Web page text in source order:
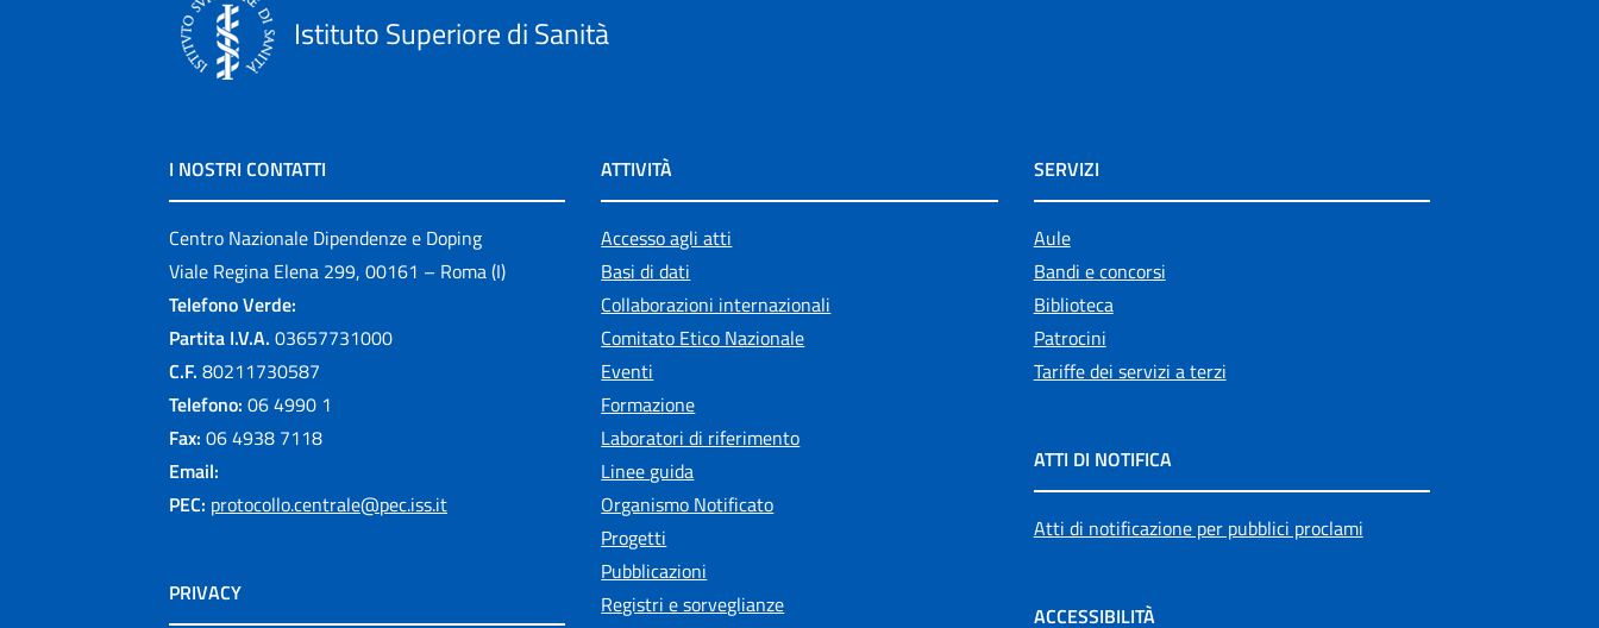
Istituto Superiore di Sanità
I NOSTRI CONTATTI
Centro Nazionale Dipendenze e Doping
Viale Regina Elena 299, 00161 – Roma (I)
Telefono Verde:
Partita I.V.A. 03657731000
C.F. 80211730587
Telefono: 06 4990 1
Fax: 06 4938 7118
Email:
PEC: protocollo.centrale@pec.iss.it
PRIVACY
ATTIVITÀ
Accesso agli atti
Basi di dati
Collaborazioni internazionali
Comitato Etico Nazionale
Eventi
Formazione
Laboratori di riferimento
Linee guida
Organismo Notificato
Progetti
Pubblicazioni
Registri e sorveglianze
SERVIZI
Aule
Bandi e concorsi
Biblioteca
Patrocini
Tariffe dei servizi a terzi
ATTI DI NOTIFICA
Atti di notificazione per pubblici proclami
ACCESSIBILITÀ